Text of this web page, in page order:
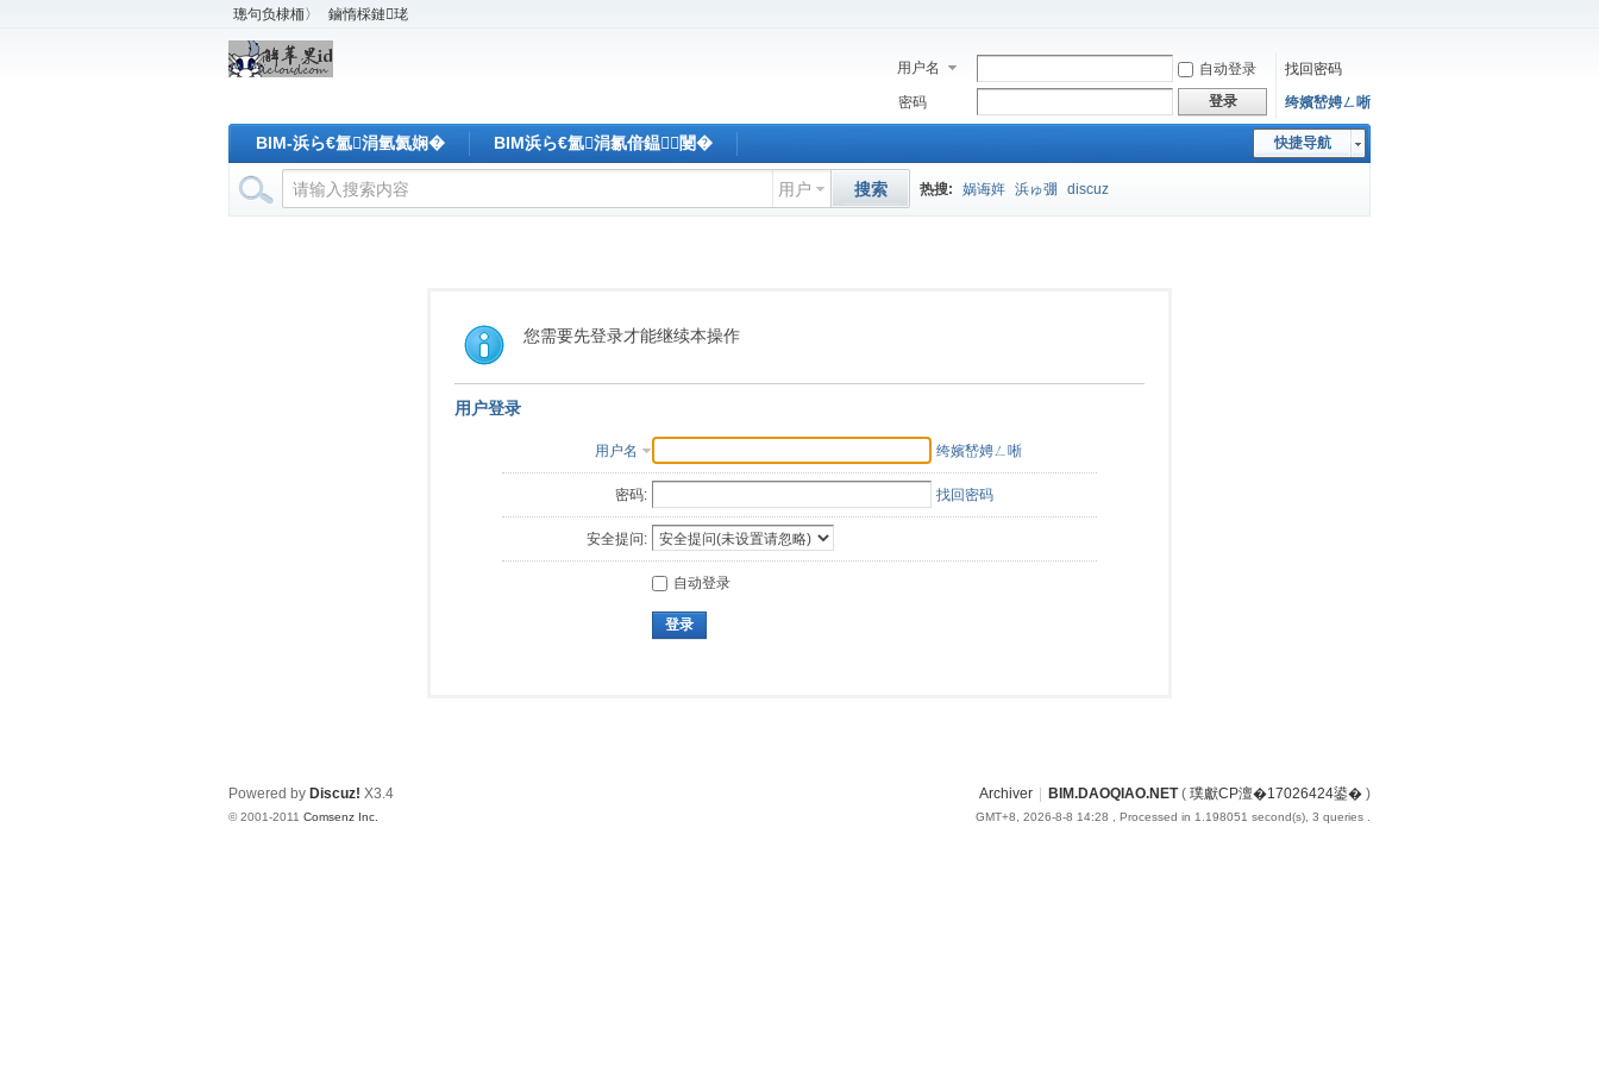
璁句负棣栭〉 鏀惰棌鏈珯
用户名 自动登录
找回密码
密码
登录 绔嬪嵆娉ㄥ唽
快捷导航
BIM-浜ら€氳涓氫氦娴� BIM浜ら€氳涓氱偣鎾闄�
用户 搜索 热搜: 娲诲姩 浜ゅ弸 discuz
您需要先登录才能继续本操作
用户登录
用户名 绔嬪嵆娉ㄥ唽
密码: 找回密码
安全提问:
自动登录
登录
Archiver BIM.DAOQIAO.NET( 璞獻CP澶�17026424鍙� )
GMT+8, 2026-8-8 14:28 , Processed in 1.198051 second(s), 3 queries .
Powered by Discuz! X3.4
© 2001-2011 Comsenz Inc.